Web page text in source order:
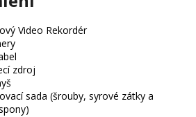
Video Rekordér
zdroj
sada (šrouby, syrové zátky a